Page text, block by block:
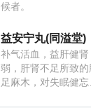
候者。
益安宁丸(同溢堂)
补气活血，益肝健
弱，肝肾不足所致
足麻木，对失眠健忘